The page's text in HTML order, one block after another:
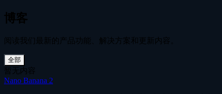
博客
阅读我们最新的产品功能、解决方案和更新内容。
全部
暂无内容
Nano Banana 2